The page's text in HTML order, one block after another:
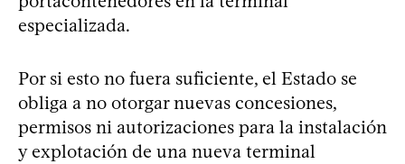
especializada.
Por si esto no fuera suficiente, el Estado se
obliga a no otorgar nuevas concesiones,
permisos ni autorizaciones para la instalación
y explotación de una nueva terminal